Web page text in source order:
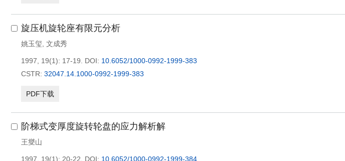
旋压机旋轮座有限元分析
姚玉玺 文成秀
1997, 19(1): 17-19. DOI: 10.6052/1000-0992-1999-383
CSTR: 32047.14.1000-0992-1999-383
PDF下载
阶梯式变厚度旋转轮盘的应力解析解
王燮山
1997, 19(1): 20-22. DOI: 10.6052/1000-0992-1999-384